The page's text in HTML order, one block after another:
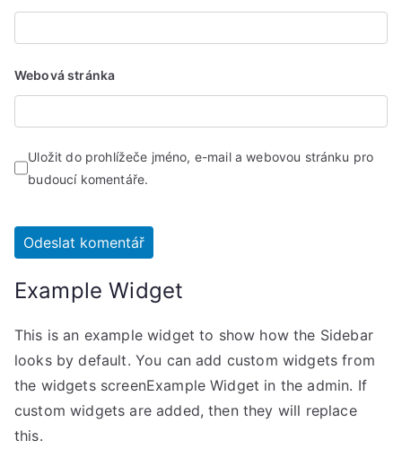
Webová stránka
Uložit do prohlížeče jméno, e-mail a webovou stránku pro
budoucí komentáře.
Example Widget
This is an example widget to show how the Sidebar
looks by default. You can add custom widgets from
the widgets screenExample Widget in the admin. If
custom widgets are added, then they will replace
this.